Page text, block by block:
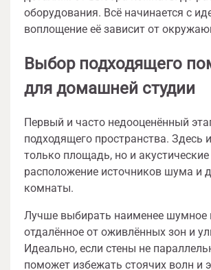
оборудования. Всё начинается с
воплощение её зависит от
Выбор подходящего
для домашней студии
Первый и часто недооценённый
подходящего пространства. Здесь
только площадь, но и акустические
расположение источников шума и
комнаты.
Лучше выбирать наименее шумное
отдалённое от оживлённых зон и
Идеально, если стены не
поможет избежать стоячих волн и